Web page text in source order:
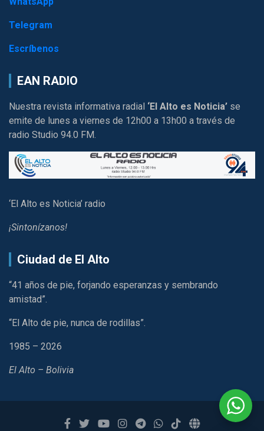
Telegram
Escríbenos
EAN RADIO
Nuestra revista informativa radial ‘El Alto es Noticia’ se
emite de lunes a viernes de 12h00 a 13h00 a través de
radio Studio 94.0 FM.
‘El Alto es Noticia’ radio
¡Sintonízanos!
Ciudad de El Alto
“41 años de pie, forjando esperanzas y sembrando
amistad”.
“El Alto de pie, nunca de rodillas”.
1985 – 2026
El Alto – Bolivia